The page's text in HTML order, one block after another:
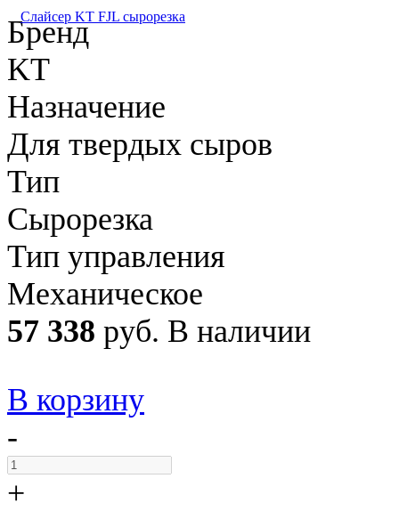
Слайсер KT FJL сырорезка
Бренд
KT
Назначение
Для твердых сыров
Тип
Сырорезка
Тип управления
Механическое
57 338 руб. В наличии
В корзину
-
+